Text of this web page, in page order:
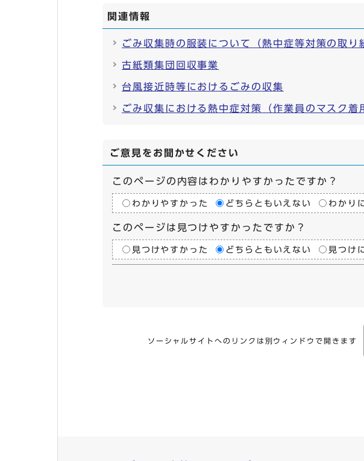
関連情報
ごみ収集時の服装について（熱中症等対策の取り
古紙類集団回収事業
台風接近時等におけるごみの収集
ごみ収集における熱中症対策（作業員のマスク着
ご意見をお聞かせください
このページの内容はわかりやすかったですか？
わかりやすかった どちらともいえない わかり
このページは見つけやすかったですか？
見つけやすかった どちらともいえない 見つけ
ソーシャルサイトへのリンクは別ウィンドウで開きます